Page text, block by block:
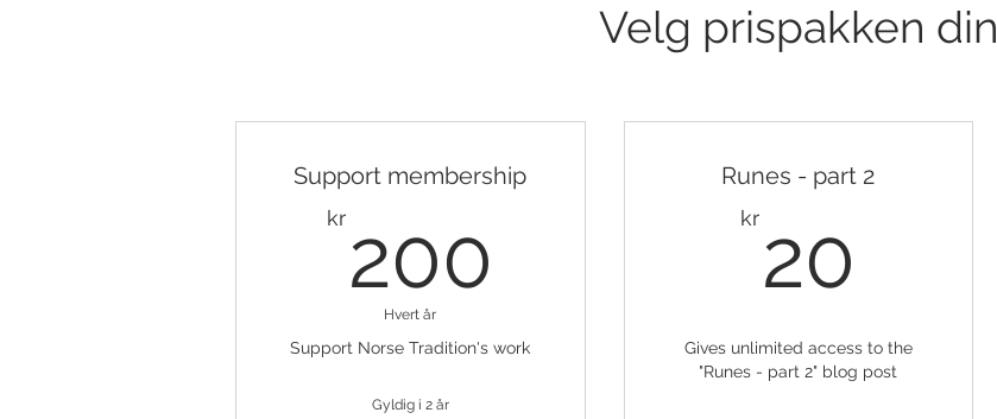
Velg prispakken din
Support membership
kr 200
Hvert år
Support Norse Tradition's work
Gyldig i 2 år
Runes - part 2
kr 20
Gives unlimited access to the
"Runes - part 2" blog post